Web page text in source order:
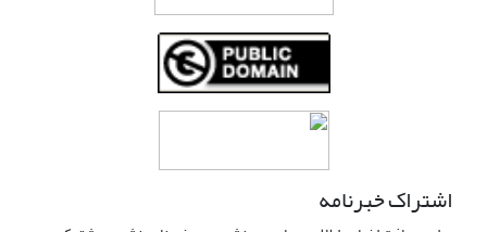
اشتراک خبرنامه